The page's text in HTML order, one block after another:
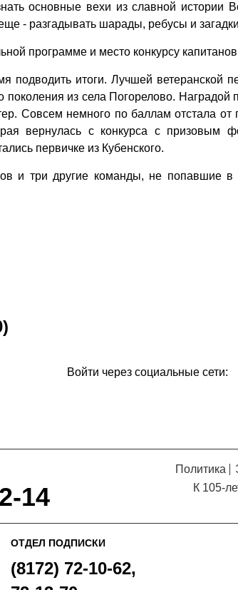
основные вехи из славной истории
- разгадывать шарады, ребусы и
программе и место конкурсу
подводить итоги. Лучшей ветеранской
поколения из села Погорелово.
Совсем немного по баллам отстала от
вернулась с конкурса с призовым
первичке из Кубенского.
и три другие команды, не попавшие
Войти через социальные сети:
14
Политика
К 105-
ОТДЕЛ ПОДПИСКИ
(8172) 72-10-62,